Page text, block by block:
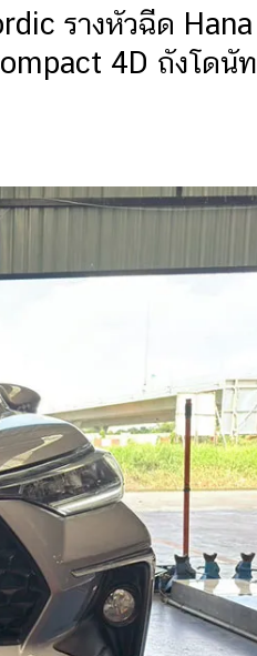
รางหัวฉีด Hana
4D ถังโดนัท